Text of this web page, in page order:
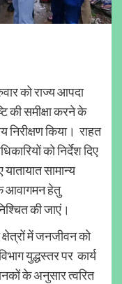
को राज्य आपदा
की समीक्षा करने के
निरीक्षण किया। राहत
को निर्देश दिए
सामान्य
आवागमन हेतु
की जाएं।
क्षेत्रों में जनजीवन को
युद्धस्तर पर कार्य
के अनुसार त्वरित